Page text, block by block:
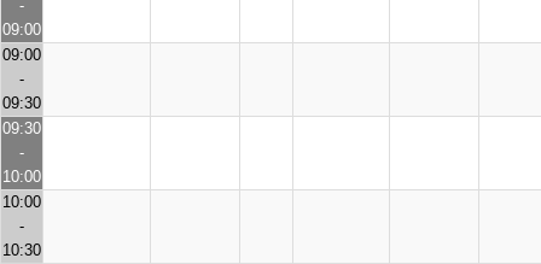
-
09:00
09:00
-
09:30
09:30
-
10:00
10:00
-
10:30